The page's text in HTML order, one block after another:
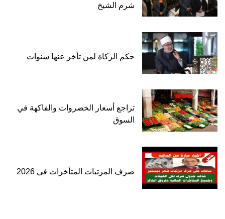
شرم الشيخ
حكم الزكاة لمن تأخر عنها سنوات
تراجع أسعار الخضروات والفاكهة في
السوق
صرف المرتبات المتأخرات في 2026